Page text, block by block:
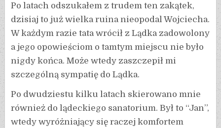
Po latach odszukałem z trudem ten zakątek,
dzisiaj to już wielka ruina nieopodal Wojciecha.
W każdym razie tata wrócił z Lądka zadowolony
a jego opowieściom o tamtym miejscu nie było
nigdy końca. Może wtedy zaszczepił mi
szczególną sympatię do Lądka.
Po dwudziestu kilku latach skierowano mnie
również do lądeckiego sanatorium. Był to “Jan”,
wtedy wyróżniający się raczej komfortem